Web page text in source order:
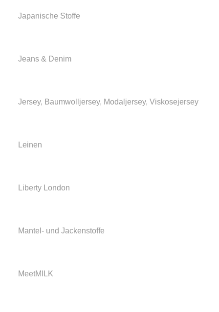
Japanische Stoffe
Jeans & Denim
Jersey, Baumwolljersey, Modaljersey, Viskosejersey
Leinen
Liberty London
Mantel- und Jackenstoffe
MeetMILK